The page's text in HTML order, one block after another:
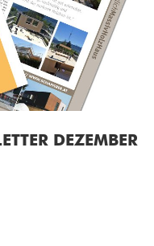
DE­ZEM­BER